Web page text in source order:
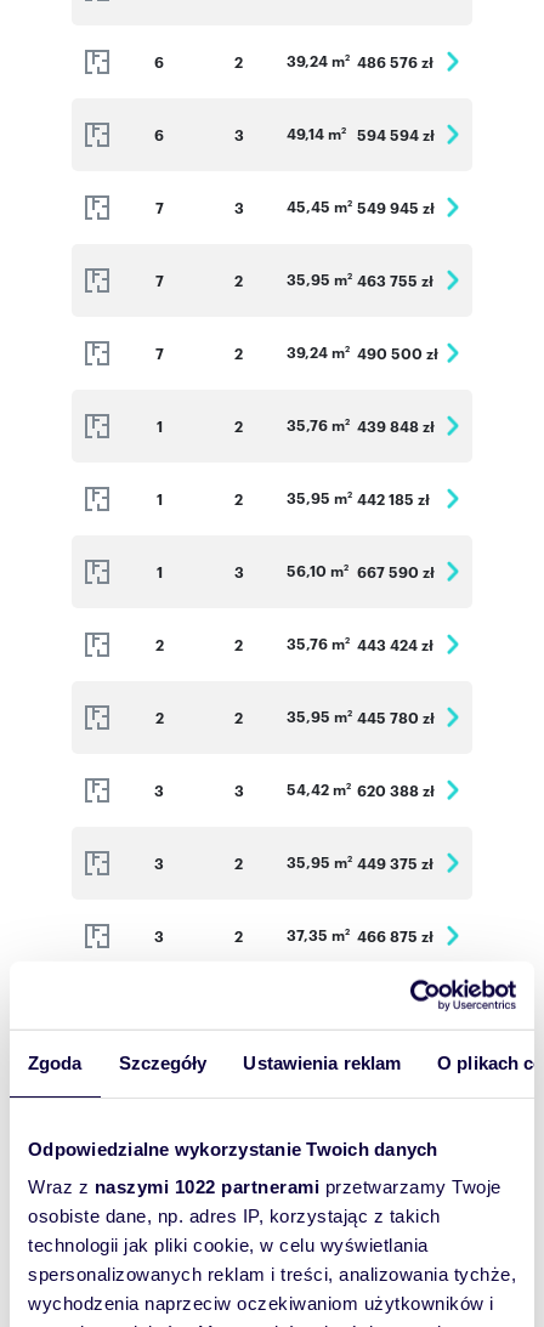
Zgoda Szczegóły Ustawienia reklam O plikach
Odpowiedzialne wykorzystanie Twoich danych
Wraz z naszymi 1022 partnerami przetwarzamy Twoje
osobiste dane, np. adres IP, korzystając z takich
technologii jak pliki cookie, w celu wyświetlania
spersonalizowanych reklam i treści, analizowania tychże,
wychodzenia naprzeciw oczekiwaniom użytkowników i
6 2 39,24 m2 486 576 zł
6 3 49,14 m2 594 594 zł
7 3 45,45 m2 549 945 zł
7 2 35,95 m2 463 755 zł
7 2 39,24 m2 490 500 zł
1 2 35,76 m2 439 848 zł
1 2 35,95 m2 442 185 zł
1 3 56,10 m2 667 590 zł
2 2 35,76 m2 443 424 zł
2 2 35,95 m2 445 780 zł
3 3 54,42 m2 620 388 zł
3 2 35,95 m2 449 375 zł
3 2 37,35 m2 466 875 zł
625 830 zł
4 2 39,98 m2 487 756 zł
4 2 35,95 m2 452 970 zł
4 2 37,35 m 470 610 zł